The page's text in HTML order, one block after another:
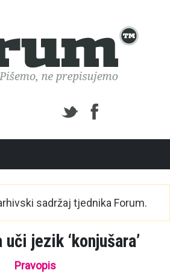
sadržaj tjednika Forum.
jezik ‘konjušara’
Pravopis